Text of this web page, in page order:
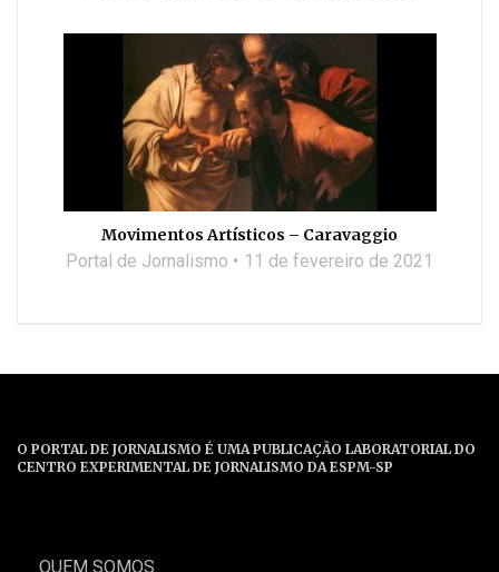
Movimentos Artísticos – Caravaggio
Portal de Jornalismo 11 de fevereiro de 2021
O PORTAL DE JORNALISMO É UMA PUBLICAÇÃO LABORATORIAL DO
CENTRO EXPERIMENTAL DE JORNALISMO DA ESPM-SP
QUEM SOMOS